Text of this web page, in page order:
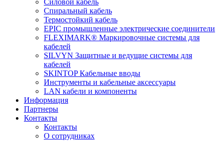
Силовой кабель
Спиральный кабель
Термостойкий кабель
EPIC промышленные электрические соединители
FLEXIMARK® Маркировочные системы для
кабелей
SILVYN Защитные и ведущие системы для
кабелей
SKINTOP Кабельные вводы
Инструменты и кабельные аксессуары
LAN кабели и компоненты
Информация
Партнеры
Контакты
Контакты
О сотрудниках